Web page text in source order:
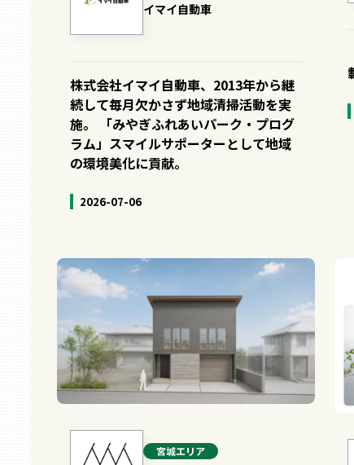
イマイ自動車
株式会社イマイ自動車、2013年から継
続して毎月欠かさず地域清掃活動を実
施。 「みやぎふれあいパーク・プログ
ラム」スマイルサポーターとして地域
の環境美化に貢献。
2026-07-06
宮城エリア